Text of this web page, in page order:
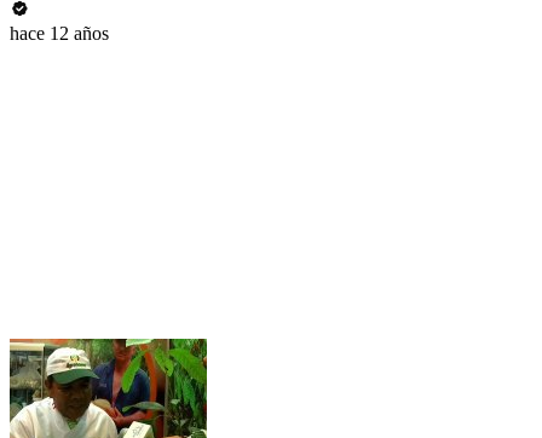
hace 12 años